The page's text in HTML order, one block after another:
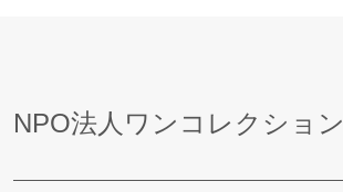
NPO法人ワンコレクション